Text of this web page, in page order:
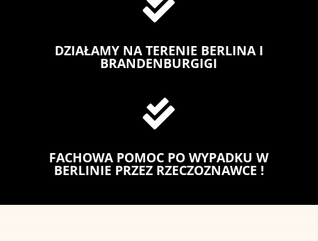

DZIAŁAMY NA TERENIE BERLINA I
BRANDENBURGIGI

FACHOWA POMOC PO WYPADKU W
BERLINIE PRZEZ RZECZOZNAWCE !